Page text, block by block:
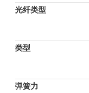
光纤类型
类型
弹簧力